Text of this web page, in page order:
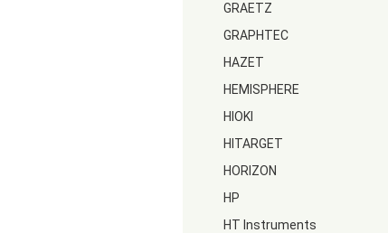
GRAETZ
GRAPHTEC
HAZET
HEMISPHERE
HIOKI
HITARGET
HORIZON
HP
HT Instruments